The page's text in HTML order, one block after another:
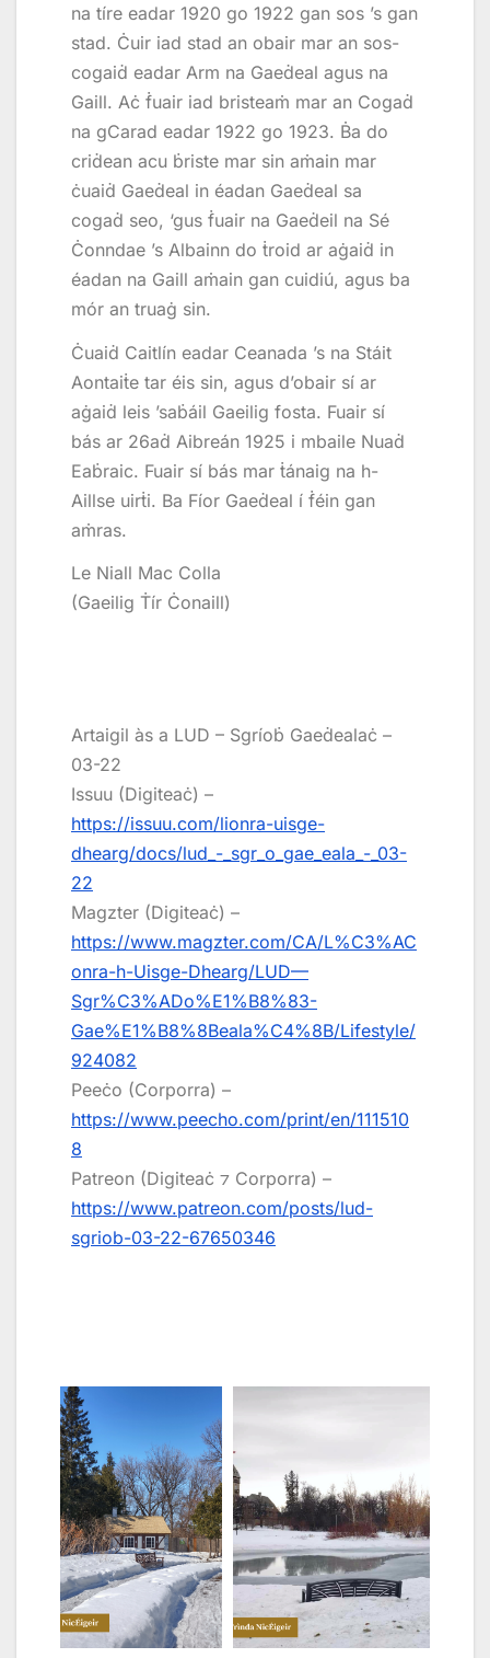
na tíre eadar 1920 go 1922 gan sos ’s gan
stad. Ċuir iad stad an obair mar an sos-
cogaiḋ eadar Arm na Gaeḋeal agus na
Gaill. Aċ ḟuair iad bristeaṁ mar an Cogaḋ
na gCarad eadar 1922 go 1923. Ḃa do
criḋean acu ḃriste mar sin aṁain mar
ċuaiḋ Gaeḋeal in éadan Gaeḋeal sa
cogaḋ seo, ‘gus ḟuair na Gaeḋeil na Sé
Ċonndae ’s Albainn do ṫroid ar aġaiḋ in
éadan na Gaill aṁain gan cuidiú, agus ba
mór an truaġ sin.
Ċuaiḋ Caitlín eadar Ceanada ’s na Stáit
Aontaiṫe tar éis sin, agus d’obair sí ar
aġaiḋ leis ’saḃáil Gaeilig fosta. Fuair sí
bás ar 26aḋ Aibreán 1925 i mbaile Nuaḋ
Eaḃraic. Fuair sí bás mar ṫánaig na h-
Aillse uirṫi. Ba Fíor Gaeḋeal í ḟéin gan
aṁras.
Le Niall Mac Colla
(Gaeilig Ṫír Ċonaill)
Artaigil às a LUD – Sgríoḃ Gaeḋealaċ –
03-22
Issuu (Digiteaċ) –
https://issuu.com/lionra-uisge-
dhearg/docs/lud_-_sgr_o_gae_eala_-_03-
22
Magzter (Digiteaċ) –
https://www.magzter.com/CA/L%C3%AC
onra-h-Uisge-Dhearg/LUD—
Sgr%C3%ADo%E1%B8%83-
Gae%E1%B8%8Beala%C4%8B/Lifestyle/
924082
Peeċo (Corporra) –
https://www.peecho.com/print/en/111510
8
Patreon (Digiteaċ ⁊ Corporra) –
https://www.patreon.com/posts/lud-
sgriob-03-22-67650346